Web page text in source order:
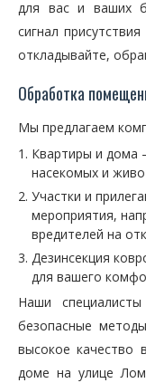
для вас и ваших
сигнал
откладывайте,
Обработка
Мы предлагаем
Квартиры и дома
насекомых и
Участки и
мероприятия,
вредителей на
Дезинсекция
для вашего
Наши
безопасные
высокое качество
доме на улице